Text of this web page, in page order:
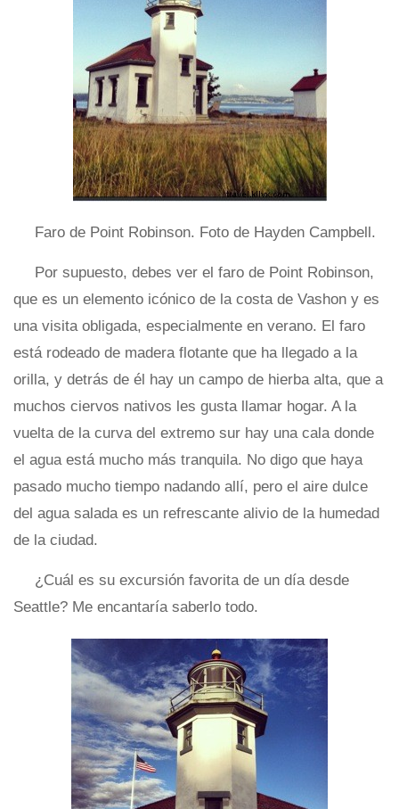
Faro de Point Robinson. Foto de Hayden Campbell.
Por supuesto, debes ver el faro de Point Robinson,
que es un elemento icónico de la costa de Vashon y es
una visita obligada, especialmente en verano. El faro
está rodeado de madera flotante que ha llegado a la
orilla, y detrás de él hay un campo de hierba alta, que a
muchos ciervos nativos les gusta llamar hogar. A la
vuelta de la curva del extremo sur hay una cala donde
el agua está mucho más tranquila. No digo que haya
pasado mucho tiempo nadando allí, pero el aire dulce
del agua salada es un refrescante alivio de la humedad
de la ciudad.
¿Cuál es su excursión favorita de un día desde
Seattle? Me encantaría saberlo todo.